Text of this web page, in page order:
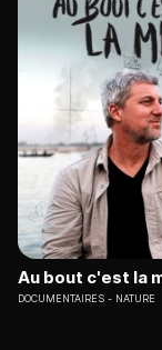
Au bout c'est la
DOCUMENTAIRES NATURE